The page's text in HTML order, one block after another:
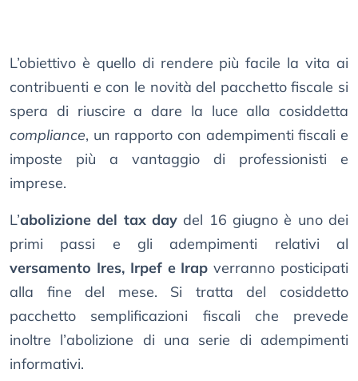
L’obiettivo è quello di rendere più facile la vita ai
contribuenti e con le novità del pacchetto fiscale si
spera di riuscire a dare la luce alla cosiddetta
compliance, un rapporto con adempimenti fiscali e
imposte più a vantaggio di professionisti e
imprese.
L’abolizione del tax day del 16 giugno è uno dei
primi passi e gli adempimenti relativi al
versamento Ires, Irpef e Irap verranno posticipati
alla fine del mese. Si tratta del cosiddetto
pacchetto semplificazioni fiscali che prevede
inoltre l’abolizione di una serie di adempimenti
informativi.